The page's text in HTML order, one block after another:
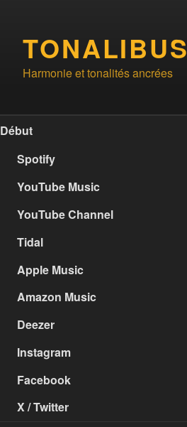
contenu
principalTONALIBUS
Harmonie et tonalités ancrées
Début
Spotify
YouTube Music
YouTube Channel
Tidal
Apple Music
Amazon Music
Deezer
Instagram
Facebook
X / Twitter